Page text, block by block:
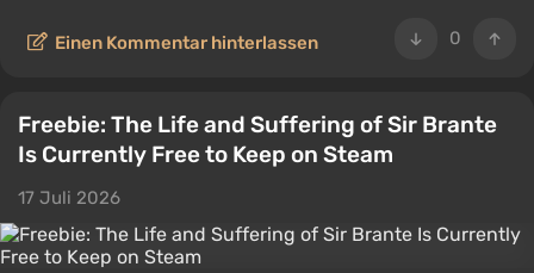
0
Einen Kommentar hinterlassen
Freebie: The Life and Suffering of Sir Brante
Is Currently Free to Keep on Steam
17 Juli 2026